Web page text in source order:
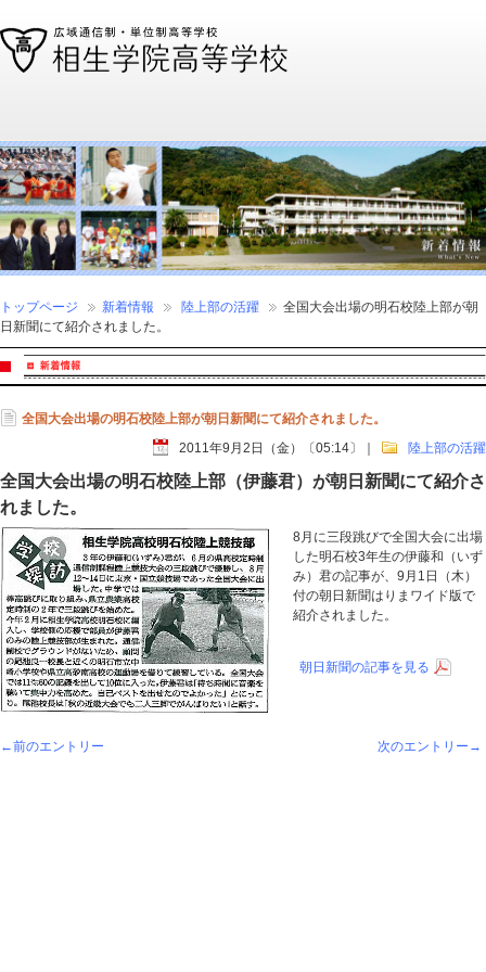
トップページ 新着情報 陸上部の活躍
全国大会出場の明石校陸上部が朝
日新聞にて紹介されました。
全国大会出場の明石校陸上部が朝日新聞にて紹介されました。
2011年9月2日（金）〔05:14〕
陸上部の活躍
全国大会出場の明石校陸上部（伊藤君）が朝日新聞にて紹介さ
れました。
8月に三段跳びで全国大会に出場
した明石校3年生の伊藤和（いず
み）君の記事が、9月1日（木）
付の朝日新聞はりまワイド版で
紹介されました。
朝日新聞の記事を見る
←前のエントリー 次のエントリー→